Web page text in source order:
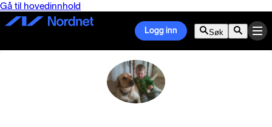
Gå til hovedinnhold
Logg inn Søk